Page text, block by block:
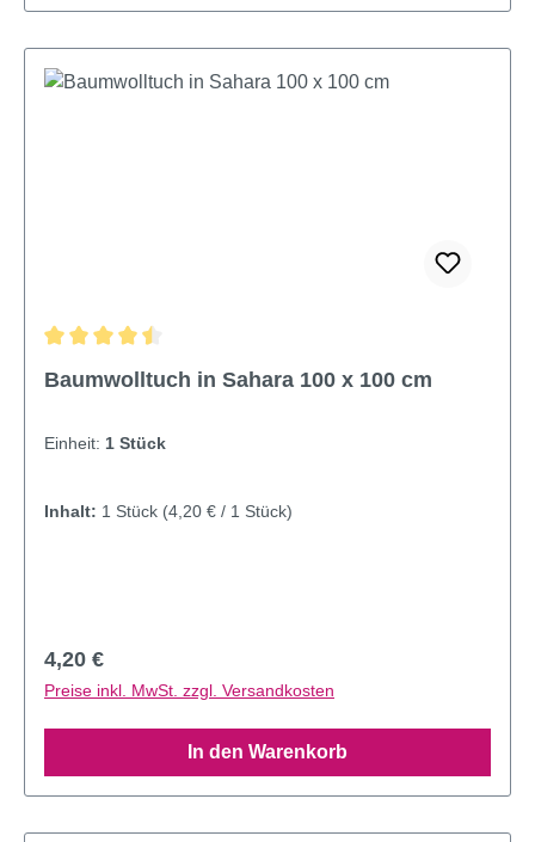
Baumwolltuch in Sahara 100 x 100 cm
Einheit: 1 Stück
Inhalt: 1 Stück (4,20 € / 1 Stück)
Regulärer Preis:
4,20 €
Preise inkl. MwSt. zzgl. Versandkosten
In den Warenkorb